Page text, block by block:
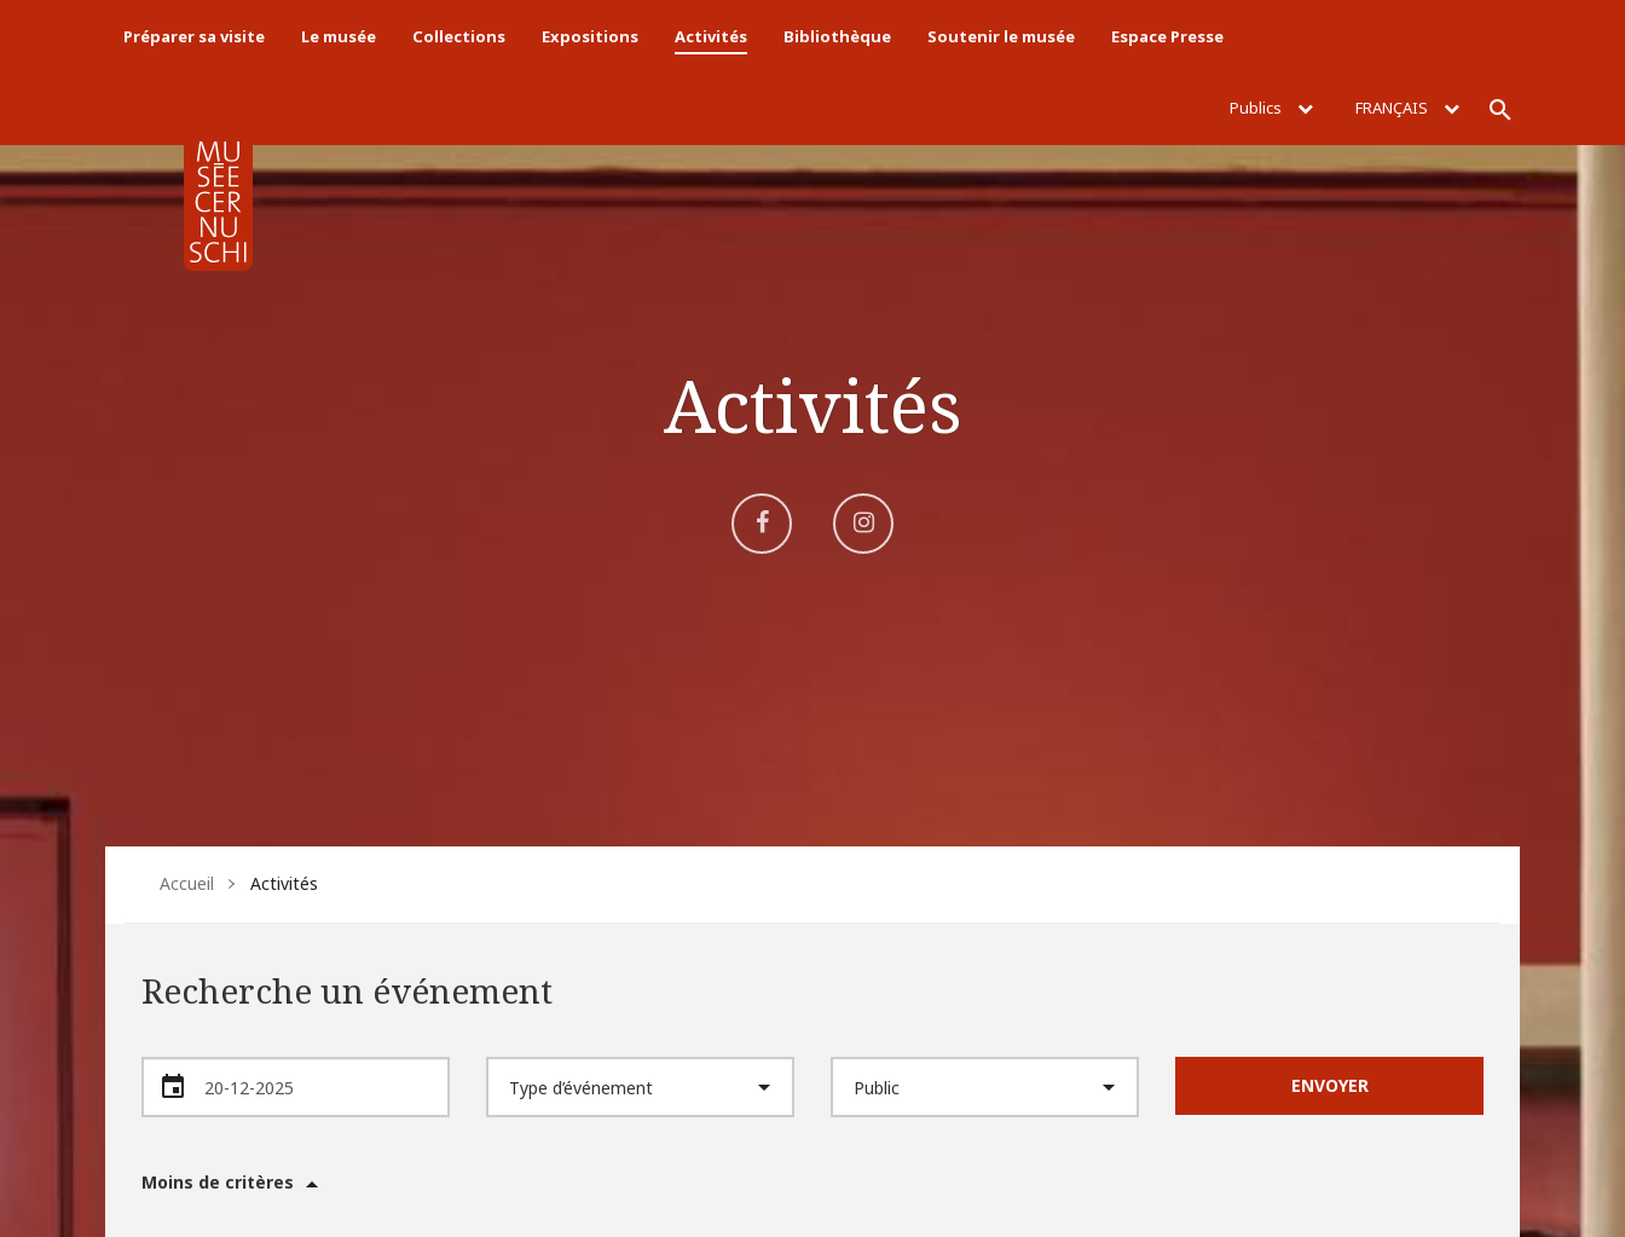
Préparer sa visite Le musée Collections Expositions Activités Bibliothèque Soutenir le musée Espace Presse
Publics FRANÇAIS Rechercher
Activités
Aller
Aller
Accueil Activités
Recherche un événement
ENVOYER
Moins de critères